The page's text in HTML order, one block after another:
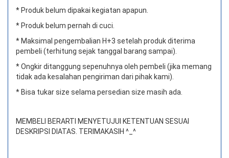
* Produk belum dipakai kegiatan apapun.
* Produk belum pernah di cuci.
* Maksimal pengembalian H+3 setelah produk diterima
pembeli (terhitung sejak tanggal barang sampai).
* Ongkir ditanggung sepenuhnya oleh pembeli (jika memang
tidak ada kesalahan pengiriman dari pihak kami).
* Bisa tukar size selama persedian size masih ada.
MEMBELI BERARTI MENYETUJUI KETENTUAN SESUAI
DESKRIPSI DIATAS. TERIMAKASIH ^_^